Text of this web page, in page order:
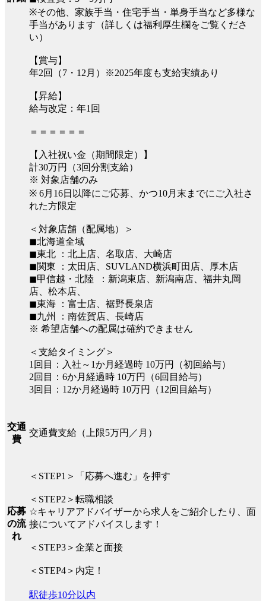
※その他、家族手当・住宅手当・単身手当など多様な
手当があります（詳しくは福利厚生欄をご覧くださ
い）
【賞与】
年2回（7・12月）※2025年度も支給実績あり
【昇給】
給与改定：年1回
＝＝＝＝＝＝
【入社祝い金（期間限定）】
計30万円（3回分割支給）
※ 対象店舗のみ
※ 6月16日以降にご応募、かつ10月末までにご入社さ
れた方限定
＜対象店舗（配属地）＞
◼︎北海道全域
◼︎東北 ：北上店、名取店、大崎店
◼︎関東 ：太田店、SUVLAND横浜町田店、厚木店
◼︎甲信越・北陸 ：新潟東店、新潟南店、福井丸岡
店、松本店、
◼︎東海 ：富士店、裾野長泉店
◼︎九州 ：南佐賀店、長崎店
※ 希望店舗への配属は確約できません
＜支給タイミング＞
1回目：入社～1か月経過時 10万円（初回給与）
2回目：6か月経過時 10万円（6回目給与）
3回目：12か月経過時 10万円（12回目給与）
交通
費
交通費支給（上限5万円／月）
応募
の流
れ
＜STEP1＞「応募へ進む」を押す
＜STEP2＞転職相談
☆キャリアアドバイザーから求人をご紹介したり、面
接についてアドバイスします！
＜STEP3＞企業と面接
＜STEP4＞内定！
駅徒歩10分以内